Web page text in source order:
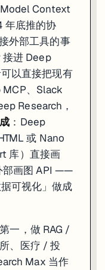
1.0 全双工语音 agent
：Grok Voice Think
/ 电商客服的本周就可
xAI
Context
年底推的协
外部工具的事
接进 Deep
以直接把现有
MCP、Slack
Research，
：Deep
或 Nano
库）直接画
部画图 API ——
可视化」做成
一，做 RAG /
、医疗 / 投
Max 当作